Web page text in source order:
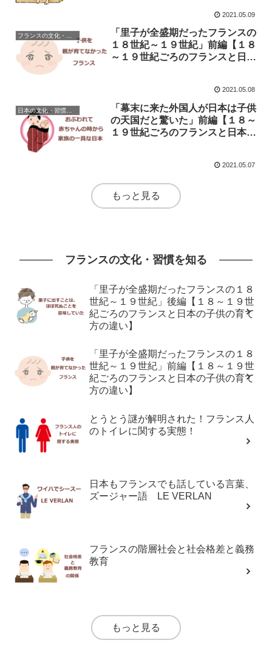
2021.05.09
「里子が全盛期だったフランスの
１８世紀～１９世紀」前編【１８
～１９世紀ごろのフランスと日本
2021.05.08
日本の文化・習慣を知る
「幕末に来た外国人が日本は子供
の天国だと驚いた」前編【１８～
１９世紀ごろのフランスと日本の
2021.05.07
もっと見る
フランスの文化・習慣を知る
「里子が全盛期だったフランスの１８
世紀～１９世紀」後編【１８～１９世
紀ごろのフランスと日本の子供の育て
方の違い】
「里子が全盛期だったフランスの１８
世紀～１９世紀」前編【１８～１９世
紀ごろのフランスと日本の子供の育て
方の違い】
とうとう謎が解明された！フランス人
のトイレに関する実態！
日本もフランスでも話している言葉、
ズージャー語 LE VERLAN
フランスの階層社会と社会格差と義務
教育
もっと見る